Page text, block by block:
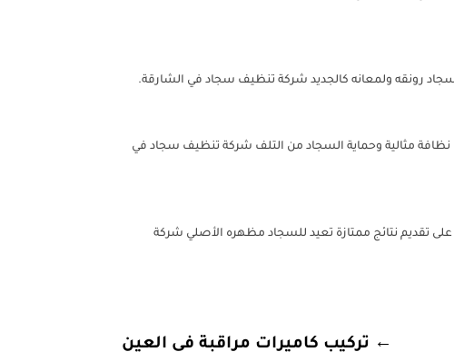
رونقه ولمعانه كالجديد شركة تنظيف سجاد في الشارقة.
مثالية وحماية السجاد من التلف شركة تنظيف سجاد في
تقديم نتائج ممتازة تعيد للسجاد مظهره الأصلي شركة
← تركيب كاميرات مراقبة في العين